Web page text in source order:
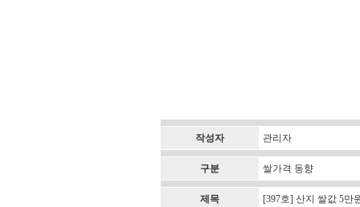
작성자 관리자
구분 쌀가격 동향
제목 [397호] 산지 쌀값 5만